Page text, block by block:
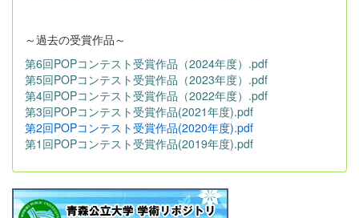
～過去の受賞作品～
第6回POPコンテスト受賞作品（2024年度）.pdf
第5回POPコンテスト受賞作品（2023年度）.pdf
第4回POPコンテスト受賞作品（2022年度）.pdf
第3回POPコンテスト受賞作品(2021年度).pdf
第2回POPコンテスト受賞作品(2020年度).pdf
第1回POPコンテスト受賞作品(2019年度).pdf